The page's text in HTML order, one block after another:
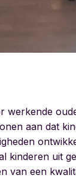
werkende
aan dat
kinderen uit
van een